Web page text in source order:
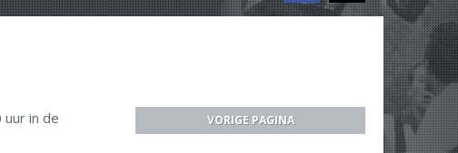
in de
VORIGE PAGINA